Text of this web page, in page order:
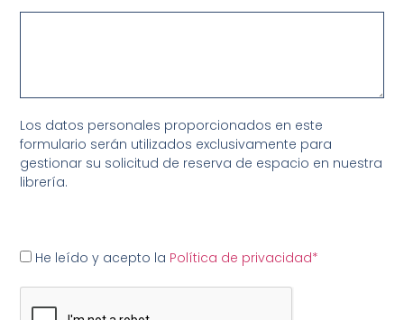
Los datos personales proporcionados en este
formulario serán utilizados exclusivamente para
gestionar su solicitud de reserva de espacio en nuestra
librería.
He leído y acepto la Política de privacidad*